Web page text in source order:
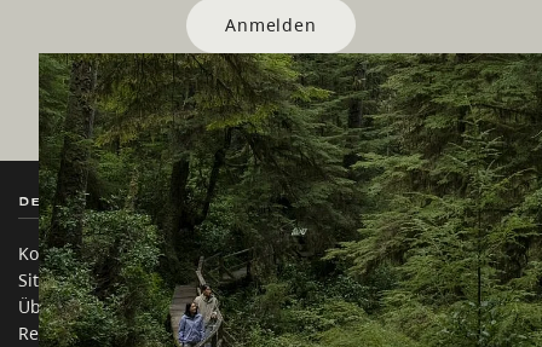
Anmelden
Destination BC
Kontakt
Sitemap
Über uns
Rechtliches & Richtlinien
Unsere Websites
Reisebranche
Medien
Unternehmen
简体中文 – China